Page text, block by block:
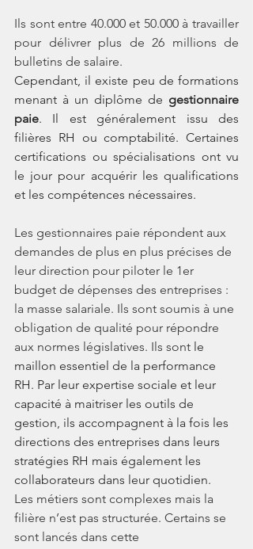
Ils sont entre 40.000 et 50.000 à travailler
pour délivrer plus de 26 millions de
bulletins de salaire.
Cependant, il existe peu de formations
menant à un diplôme de gestionnaire
paie. Il est généralement issu des
filières RH ou comptabilité. Certaines
certifications ou spécialisations ont vu
le jour pour acquérir les qualifications
et les compétences nécessaires.
Les gestionnaires paie répondent aux
demandes de plus en plus précises de
leur direction pour piloter le 1er
budget de dépenses des entreprises :
la masse salariale. Ils sont soumis à une
obligation de qualité pour répondre
aux normes législatives. Ils sont le
maillon essentiel de la performance
RH. Par leur expertise sociale et leur
capacité à maitriser les outils de
gestion, ils accompagnent à la fois les
directions des entreprises dans leurs
stratégies RH mais également les
collaborateurs dans leur quotidien.
Les métiers sont complexes mais la
filière n’est pas structurée. Certains se
sont lancés dans cette